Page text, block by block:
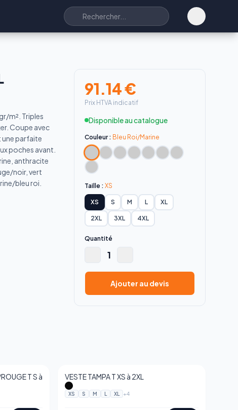
m². Triples
Coupe avec
parfaite
poches avant.
anthracite
noir, vert
bleu roi.
91.14€
Prix HTVA indicatif
Disponible au catalogue
Couleur : Bleu Roi/Marine
Taille : XS
XS S M L XL
2XL 3XL 4XL
Quantité
1
Ajouter au devis
T S à
VESTE TAMPA T XS à 2XL
XS S M L XL +4